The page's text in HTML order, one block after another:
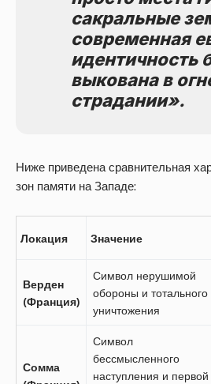
сакральные
современная
идентичность
выкована в
страдании».
Ниже приведена сравнительная
зон памяти на Западе:
Локация Значение
Верден
(Франция)
Символ нерушимой
обороны и тотального
уничтожения
Сомма
Символ
бессмысленного
наступления и первой